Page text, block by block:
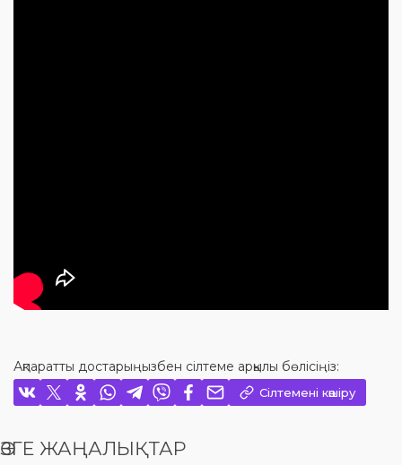
Ақпаратты достарыңызбен сілтеме арқылы бөлісіңіз:
Сілтемені көшіру
ӨЗГЕ ЖАҢАЛЫҚТАР